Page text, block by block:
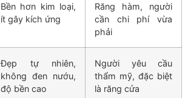
Bền hơn kim loại,
ít gây kích ứng
Răng hàm, người
cần chi phí vừa
phải
Đẹp tự nhiên,
không đen nướu,
độ bền cao
Người yêu cầu
thẩm mỹ, đặc biệt
là răng cửa